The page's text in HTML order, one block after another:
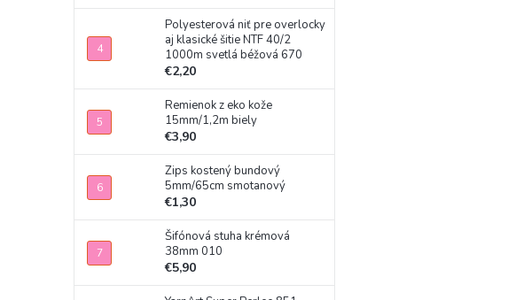
Polyesterová niť pre overlocky
aj klasické šitie NTF 40/2
1000m svetlá béžová 670
€2,20
Remienok z eko kože
15mm/1,2m biely
€3,90
Zips kostený bundový
5mm/65cm smotanový
€1,30
Šifónová stuha krémová
38mm 010
€5,90